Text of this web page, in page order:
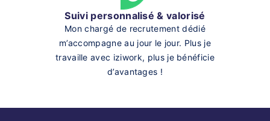
Suivi personnalisé & valorisé
Mon chargé de recrutement dédié
m’accompagne au jour le jour. Plus je
travaille avec iziwork, plus je bénéficie
d’avantages !